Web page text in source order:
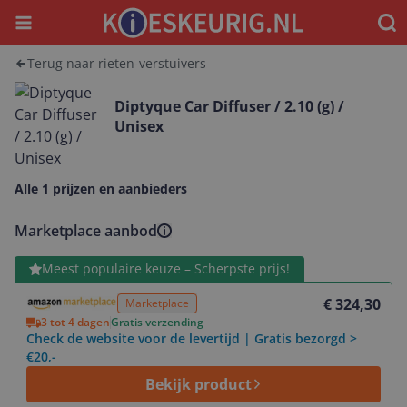
Menu
Terug naar rieten-verstuivers
Diptyque Car Diffuser / 2.10 (g) /
Unisex
Alle 1 prijzen en aanbieders
Marketplace aanbod
Meest populaire keuze – Scherpste prijs!
Marketplace € 324,30
3 tot 4 dagenGratis verzending
Check de website voor de levertijd | Gratis bezorgd >
€20,-
Bekijk product
Bekijk product